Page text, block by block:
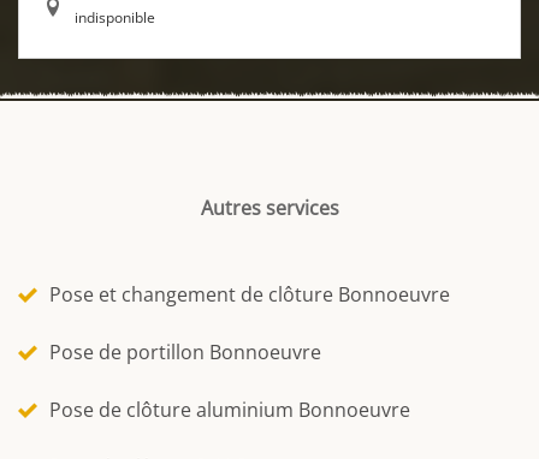
indisponible
Autres services
Pose et changement de clôture Bonnoeuvre
Pose de portillon Bonnoeuvre
Pose de clôture aluminium Bonnoeuvre